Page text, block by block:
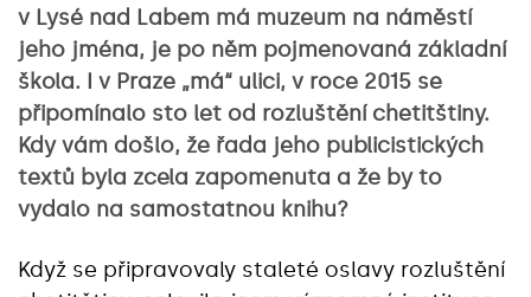
v Lysé nad Labem má muzeum na náměstí
jeho jména, je po něm pojmenovaná základní
škola. I v Praze „má“ ulici, v roce 2015 se
připomínalo sto let od rozluštění chetitštiny.
Kdy vám došlo, že řada jeho publicistických
textů byla zcela zapomenuta a že by to
vydalo na samostatnou knihu?
Když se připravovaly staleté oslavy rozluštění